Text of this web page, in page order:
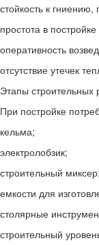
стойкость к
простота в
оперативность
отсутствие утечек
Этапы строительных
При постройке
кельма;
электролобзик;
строительный миксер;
емкости для
столярные
строительный